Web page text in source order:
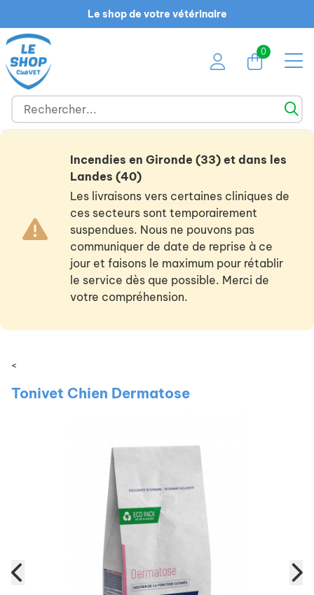
Le shop de votre vétérinaire
0
Incendies en Gironde (33) et dans les
Landes (40)
Les livraisons vers certaines cliniques de
ces secteurs sont temporairement
suspendues. Nous ne pouvons pas
communiquer de date de reprise à ce
jour et faisons le maximum pour rétablir
le service dès que possible. Merci de
votre compréhension.
<
Tonivet Chien Dermatose